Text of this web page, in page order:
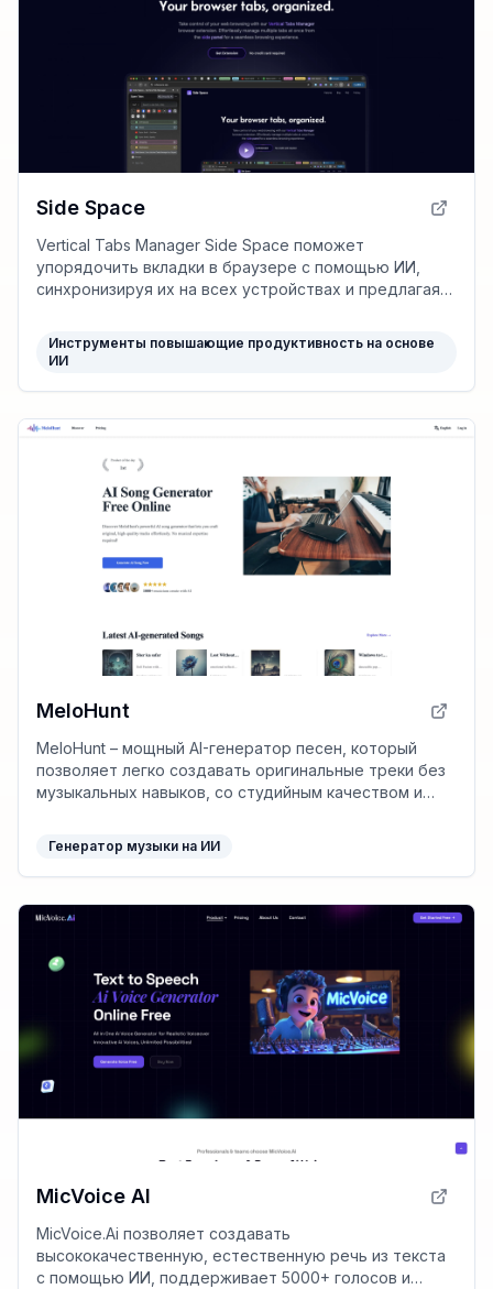
Side Space
Vertical Tabs Manager Side Space поможет
упорядочить вкладки в браузере с помощью ИИ,
синхронизируя их на всех устройствах и предлагая
Инструменты повышающие продуктивность на основе
ИИ
MeloHunt
MeloHunt – мощный AI-генератор песен, который
позволяет легко создавать оригинальные треки без
музыкальных навыков, со студийным качеством и
Генератор музыки на ИИ
MicVoice AI
MicVoice.Ai позволяет создавать
высококачественную, естественную речь из текста
с помощью ИИ, поддерживает 5000+ голосов и